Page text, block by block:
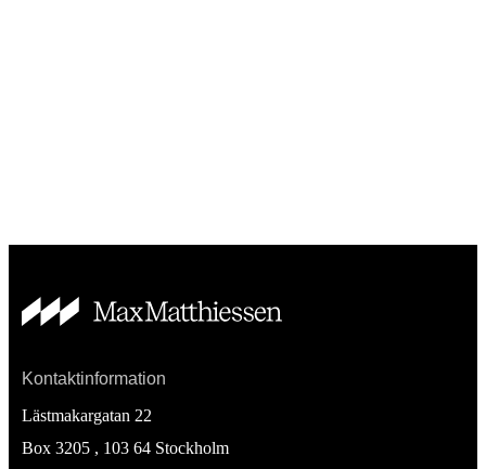
Kontaktinformation
Lästmakargatan 22
Box 3205 , 103 64 Stockholm